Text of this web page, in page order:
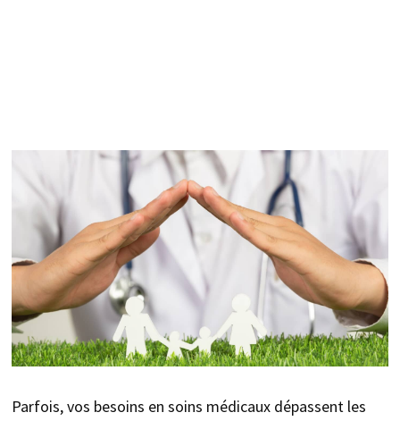
Parfois, vos besoins en soins médicaux dépassent les